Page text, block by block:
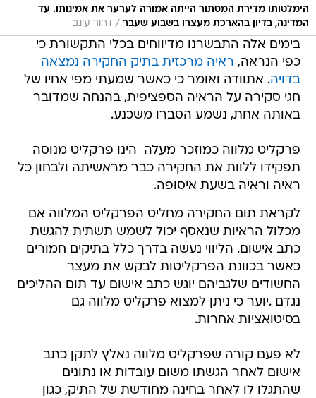
הימלטותו מדירת המסתור הייתה אמורה לערער את אמינותו. עד
המדינה, בדיון בהארכת מעצרו בשבוע שעבר / דרור עינב
בימים אלה התבשרנו מדיווחים בכלי התקשורת כי
כפי הנראה, ראיה מרכזית בתיק החקירה נמצאה
בדויה. אתוודה ואומר כי כאשר שמעתי מפי אחיו של
חגי סקירה על הראיה הספציפית, בהנחה שמדובר
באותה אחת, נשמע הסברו משכנע.
פרקליט מלווה כמוזכר מעלה  הינו פרקליט מנוסה 
תפקידו ללוות את החקירה כבר מראשיתה ולבחון כל
ראיה וראיה בשעת איסופה.
לקראת תום החקירה מחליט הפרקליט המלווה אם
מכלול הראיות שנאסף יכול לשמש תשתית להגשת
כתב אישום. הליווי נעשה בדרך כלל בתיקים חמורים
כאשר בכוונת הפרקליטות לבקש את מעצר
החשודים שלגביהם יוגש כתב אישום עד תום ההליכים
נגדם .יוער כי ניתן למצוא פרקליט מלווה גם
בסיטואציות אחרות.
לא פעם קורה שפרקליט מלווה נאלץ לתקן כתב
אישום לאחר הגשתו משום עובדות או נתונים
שהתגלו לו לאחר בחינה מחודשת של התיק, כגון